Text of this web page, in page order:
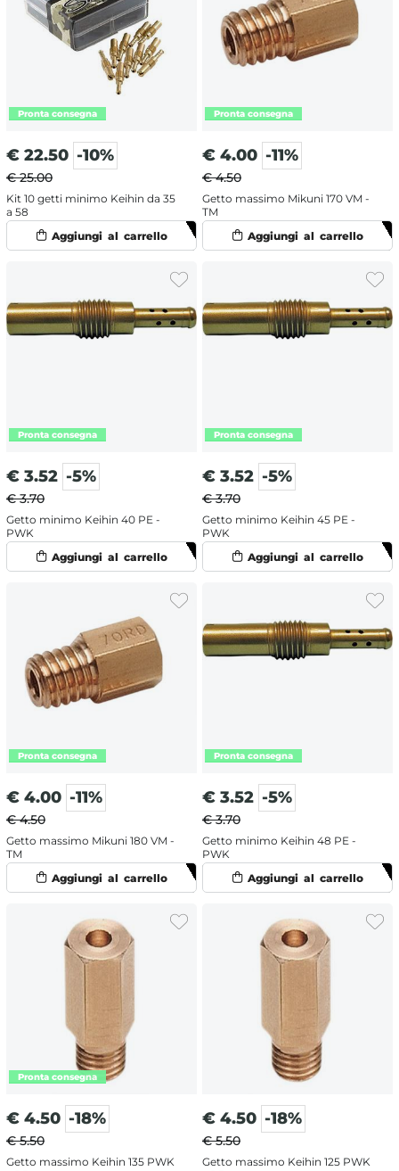
€ 22.50 -10%
€ 25.00
Kit 10 getti minimo Keihin da 35
a 58
€ 4.00 -11%
€ 4.50
Getto massimo Mikuni 170 VM -
TM
€ 3.52 -5%
€ 3.70
Getto minimo Keihin 40 PE -
PWK
€ 3.52 -5%
€ 3.70
Getto minimo Keihin 45 PE -
PWK
€ 4.00 -11%
€ 4.50
Getto massimo Mikuni 180 VM -
TM
€ 3.52 -5%
€ 3.70
Getto minimo Keihin 48 PE -
PWK
€ 4.50 -18%
€ 5.50
Getto massimo Keihin 135 PWK
€ 4.50 -18%
€ 5.50
Getto massimo Keihin 125 PWK